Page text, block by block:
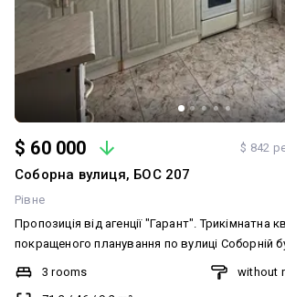
$ 60 000 $ 842
Соборна вулиця, БОС 207
Рівне
Пропозиція від агенції "Гарант". Трикімнатна
покращеного планування по вулиці Соборній
Знаходиться на 9 поверсі 9 поверхового
Будинок в дворі. Загальна площа квартири -
3 rooms
without